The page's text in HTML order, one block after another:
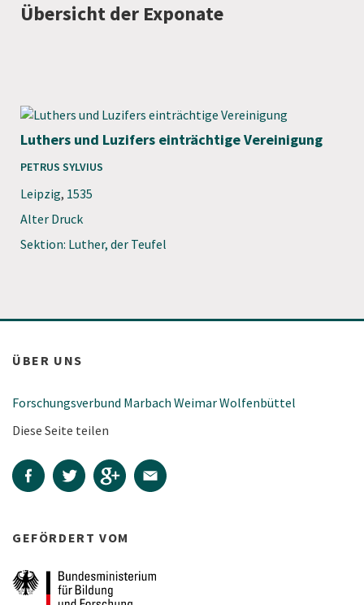
Übersicht der Exponate
Luthers und Luzifers einträchtige Vereinigung
PETRUS SYLVIUS
Leipzig, 1535
Alter Druck
Sektion: Luther, der Teufel
ÜBER UNS
Forschungsverbund Marbach Weimar Wolfenbüttel
Diese Seite teilen
GEFÖRDERT VOM